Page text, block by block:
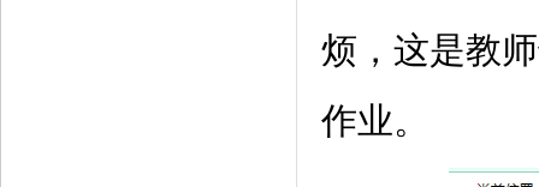
烦，这是教
作业。